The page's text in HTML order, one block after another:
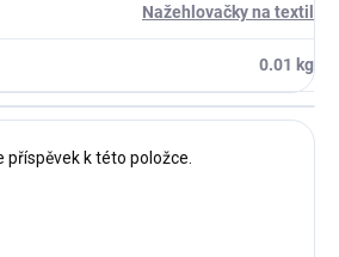
Nažehlovačky na textil
0.01 kg
příspěvek k této položce.